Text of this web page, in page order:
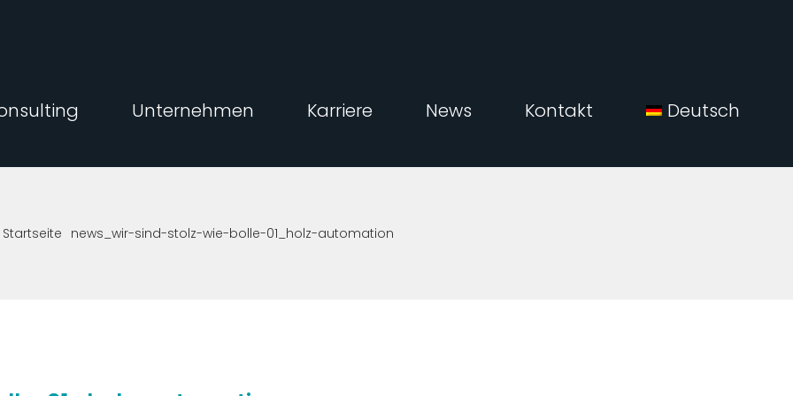
Unternehmen Karriere News Kontakt Deutsch
Startseite news_wir-sind-stolz-wie-bolle-01_holz-automation